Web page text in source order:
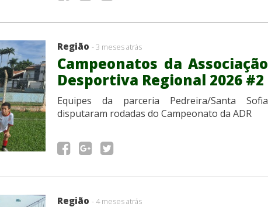
Região - 3 meses atrás
Campeonatos da Associação
Desportiva Regional 2026 #2
Equipes da parceria Pedreira/Santa Sofia
disputaram rodadas do Campeonato da ADR
Região - 4 meses atrás